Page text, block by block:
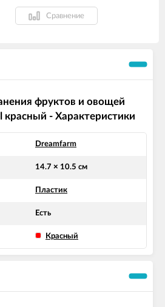
Сравнение
фруктов и овощей
красный - Характеристики
Dreamfarm
14.7 × 10.5 см
Пластик
Есть
Красный